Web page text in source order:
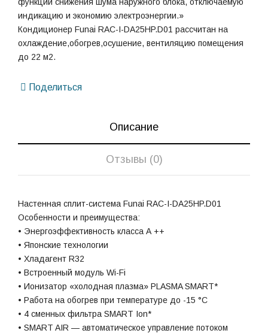
функции снижения шума наружного блока, отключаемую
индикацию и экономию электроэнергии.»
Кондиционер Funai RAC-I-DA25HP.D01 рассчитан на
охлаждение,обогрев,осушение, вентиляцию помещения
до 22 м2.
Поделиться
Описание
Отзывы (0)
Настенная сплит-система Funai RAC-I-DA25HP.D01
Особенности и преимущества:
• Энергоэффективность класса А ++
• Японские технологии
• Хладагент R32
• Встроенный модуль Wi-Fi
• Ионизатор «холодная плазма» PLASMA SMART*
• Работа на обогрев при температуре до -15 °С
• 4 сменных фильтра SMART Ion*
• SMART AIR — автоматическое управление потоком